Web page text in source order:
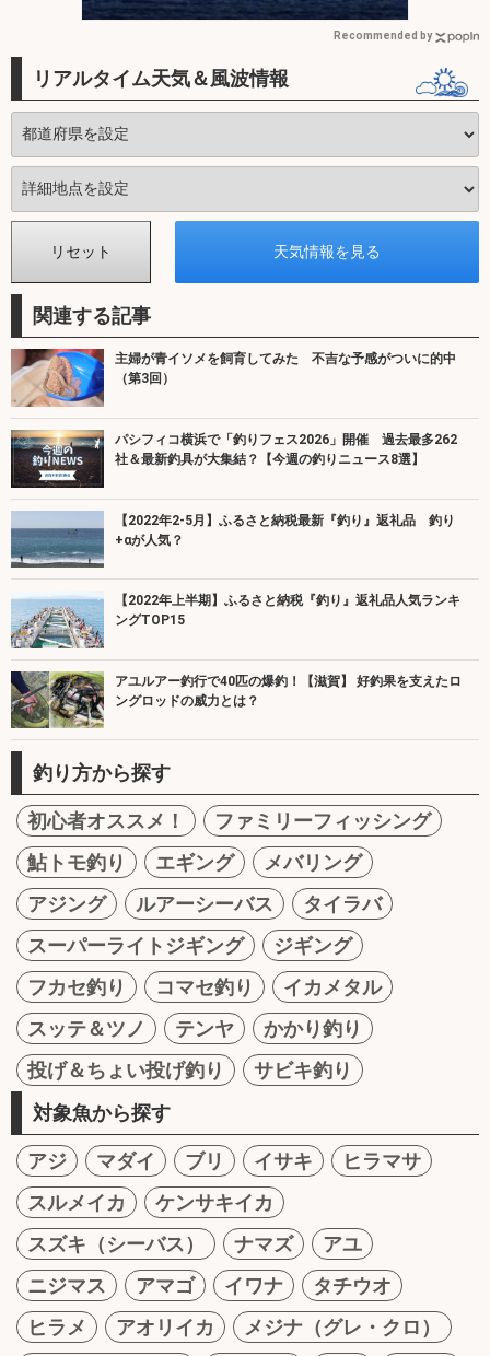
Recommended by
リアルタイム天気＆風波情報
関連する記事
主婦が青イソメを飼育してみた 不吉な予感がついに的中
（第3回）
パシフィコ横浜で「釣りフェス2026」開催 過去最多262
社＆最新釣具が大集結？【今週の釣りニュース8選】
【2022年2-5月】ふるさと納税最新『釣り』返礼品 釣り
+αが人気？
【2022年上半期】ふるさと納税『釣り』返礼品人気ランキ
ングTOP15
アユルアー釣行で40匹の爆釣！【滋賀】 好釣果を支えたロ
ングロッドの威力とは？
釣り方から探す
初心者オススメ！
ファミリーフィッシング
鮎トモ釣り
エギング
メバリング
アジング
ルアーシーバス
タイラバ
スーパーライトジギング
ジギング
フカセ釣り
コマセ釣り
イカメタル
スッテ＆ツノ
テンヤ
かかり釣り
投げ＆ちょい投げ釣り
サビキ釣り
対象魚から探す
アジ マダイ ブリ イサキ
ヒラマサ
スルメイカ
ケンサキイカ
スズキ（シーバス）
ナマズ
アユ
ニジマス
アマゴ イワナ
タチウオ
ヒラメ
アオリイカ
メジナ（グレ・クロ）